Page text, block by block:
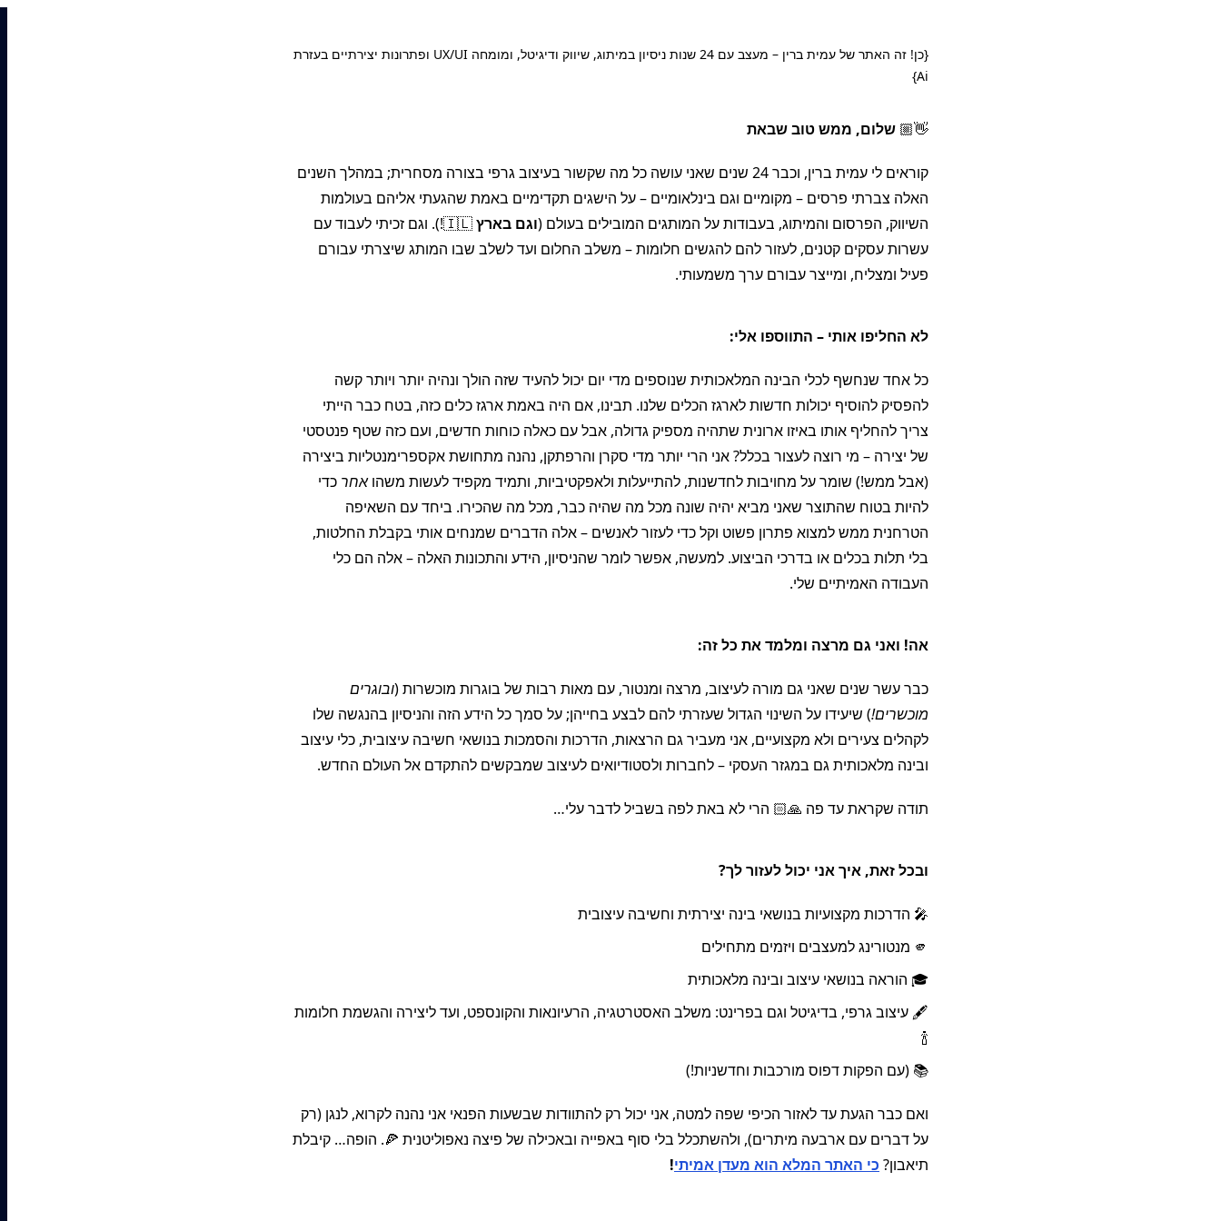
עמית ברין
אבא, מעצב, מרצה, מנטור, מעורר השראה
יוצרשינוי
למותגים המובילים בארץ ובעולם
{
כן! זה האתר של עמית ברין – מעצב עם 24 שנות ניסיון במיתוג, שיווק ודיגיטל, ומומחה UX/UI ופתרונות יצירתיים בעזרת
Ai
}
👋🏼 שלום, ממש טוב שבאת
קוראים לי עמית ברין, וכבר 24 שנים שאני עושה כל מה שקשור בעיצוב גרפי בצורה מסחרית; במהלך השנים
האלה צברתי פרסים – מקומיים וגם בינלאומיים – על הישגים תקדימיים באמת שהגעתי אליהם בעולמות
השיווק, הפרסום והמיתוג, בעבודות על המותגים המובילים בעולם (וגם בארץ
🇮🇱!). וגם זכיתי לעבוד עם
עשרות עסקים קטנים, לעזור להם להגשים חלומות – משלב החלום ועד לשלב שבו המותג שיצרתי עבורם
פעיל ומצליח, ומייצר עבורם ערך משמעותי.
לא החליפו אותי – התווספו אלי:
כל אחד שנחשף לכלי הבינה המלאכותית שנוספים מדי יום יכול להעיד שזה הולך ונהיה יותר ויותר קשה
להפסיק להוסיף יכולות חדשות לארגז הכלים שלנו. תבינו, אם היה באמת ארגז כלים כזה, בטח כבר הייתי
צריך להחליף אותו באיזו ארונית שתהיה מספיק גדולה, אבל עם כאלה כוחות חדשים, ועם כזה שטף פנטסטי
של יצירה – מי רוצה לעצור בכלל? אני הרי יותר מדי סקרן והרפתקן, נהנה מתחושת אקספרימנטליות ביצירה
(אבל ממש!) שומר על מחויבות לחדשנות, להתייעלות ולאפקטיביות, ותמיד מקפיד לעשות משהואחר כדי
להיות בטוח שהתוצר שאני מביא יהיה שונה מכל מה שהיה כבר, מכל מה שהכירו. ביחד עם השאיפה
הטרחנית ממש למצוא פתרון פשוט וקל כדי לעזור לאנשים – אלה הדברים שמנחים אותי בקבלת החלטות,
בלי תלות בכלים או בדרכי הביצוע. למעשה, אפשר לומר שהניסיון, הידע והתכונות האלה – אלה הם כלי
העבודה האמיתיים שלי.
אה! ואני גם מרצה ומלמד את כל זה:
כבר עשר שנים שאני גם מורה לעיצוב, מרצה ומנטור, עם מאות רבות של בוגרות מוכשרות (ובוגרים
מוכשרים!) שיעידו על השינוי הגדול שעזרתי להם לבצע בחייהן; על סמך כל הידע הזה והניסיון בהנגשה שלו
לקהלים צעירים ולא מקצועיים, אני מעביר גם הרצאות, הדרכות והסמכות בנושאי חשיבה עיצובית, כלי עיצוב
ובינה מלאכותית גם במגזר העסקי – לחברות ולסטודיואים לעיצוב שמבקשים להתקדם אל העולם החדש.
תודה שקראת עד פה 🙏🏻 הרי לא באת לפה בשביל לדבר עלי…
ובכל זאת, איך אני יכול לעזור לך?
🎤 הדרכות מקצועיות בנושאי בינה יצירתית וחשיבה עיצובית
🫵 מנטורינג למעצבים ויזמים מתחילים
🎓 הוראה בנושאי עיצוב ובינה מלאכותית
🖋️ עיצוב גרפי, בדיגיטל וגם בפרינט: משלב האסטרטגיה, הרעיונאות והקונספט, ועד ליצירה והגשמת חלומות
🍾
📚 (עם הפקות דפוס מורכבות וחדשניות!)
ואם כבר הגעת עד לאזור הכיפי שפה למטה, אני יכול רק להתוודות שבשעות הפנאי אני נהנה לקרוא, לנגן (רק
על דברים עם ארבעה מיתרים), ולהשתכלל בלי סוף באפייה ובאכילה של פיצה נאפוליטנית 🍕. הופה… קיבלת
תיאבון? כי האתר המלא הוא מעדן אמיתי!